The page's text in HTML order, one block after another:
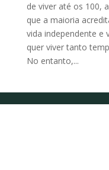
de viver até os 100,
que a maioria
vida independente e
quer viver tanto
No entanto,...